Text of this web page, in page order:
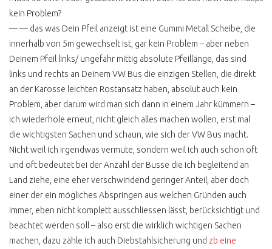
VERGLEICH T3 T4
ZAHNRIEMEN ERNEUERN
UMRÜSTUNG AUF
GASBETRIEB
COMFORT KOMMT VOR
AUTOMATIKGETRIEBE
QUERDENKEN
IST VW BUS FAHREN
LUXUS?
FEINSTAUBALARM
UMWELTZONE
kein Problem?
— — das was Dein Pfeil anzeigt ist eine Gummi Metall Scheibe, die
innerhalb von 5m gewechselt ist, gar kein Problem – aber neben
Deinem Pfeil links/ ungefähr mittig absolute Pfeillänge, das sind
links und rechts an Deinem VW Bus die einzigen Stellen, die direkt
an der Karosse leichten Rostansatz haben, absolut auch kein
Problem, aber darum wird man sich dann in einem Jahr kümmern –
ich wiederhole erneut, nicht gleich alles machen wollen, erst mal
die wichtigsten Sachen und schaun, wie sich der VW Bus macht.
Nicht weil ich irgendwas vermute, sondern weil ich auch schon oft
und oft bedeutet bei der Anzahl der Busse die ich begleitend an
Land ziehe, eine eher verschwindend geringer Anteil, aber doch
einer der ein mögliches Abspringen aus welchen Gründen auch
immer, eben nicht komplett ausschliessen lässt, berücksichtigt und
beachtet werden soll – also erst die wirklich wichtigen Sachen
machen, dazu zähle ich auch Diebstahlsicherung und zb eine